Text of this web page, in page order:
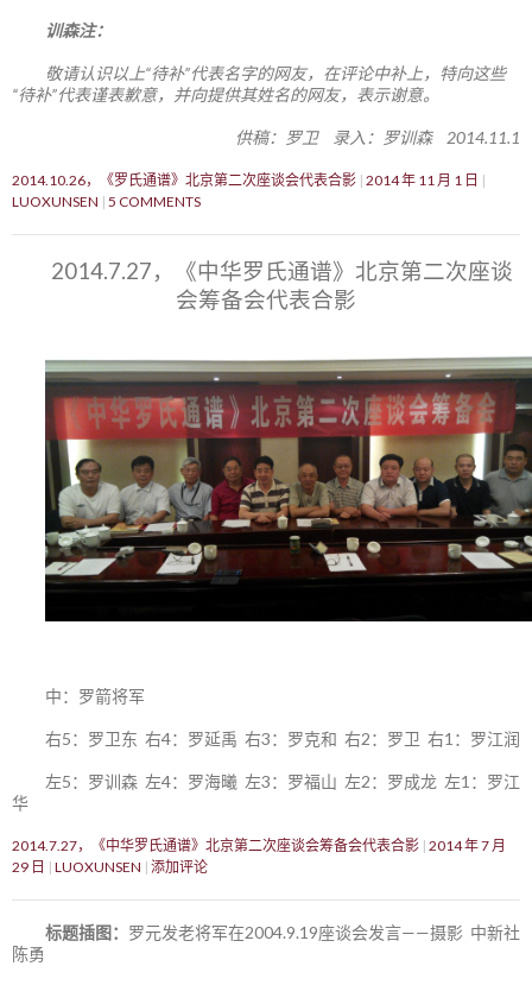
训森注：
敬请认识以上“待补”代表名字的网友，在评论中补上，特向这些
“待补”代表谨表歉意，并向提供其姓名的网友，表示谢意。
供稿：罗卫 录入：罗训森 2014.11.1
2014.10.26，《罗氏通谱》北京第二次座谈会代表合影 2014 年 11 月 1 日
LUOXUNSEN 5 COMMENTS
2014.7.27，《中华罗氏通谱》北京第二次座谈
会筹备会代表合影
中：罗箭将军
右5：罗卫东 右4：罗延禹 右3：罗克和 右2：罗卫 右1：罗江润
左5：罗训森 左4：罗海曦 左3：罗福山 左2：罗成龙 左1：罗江
华
2014.7.27，《中华罗氏通谱》北京第二次座谈会筹备会代表合影 2014 年 7 月
29 日
LUOXUNSEN 添加评论
标题插图： 罗元发老将军在2004.9.19座谈会发言——摄影 中新社
陈勇